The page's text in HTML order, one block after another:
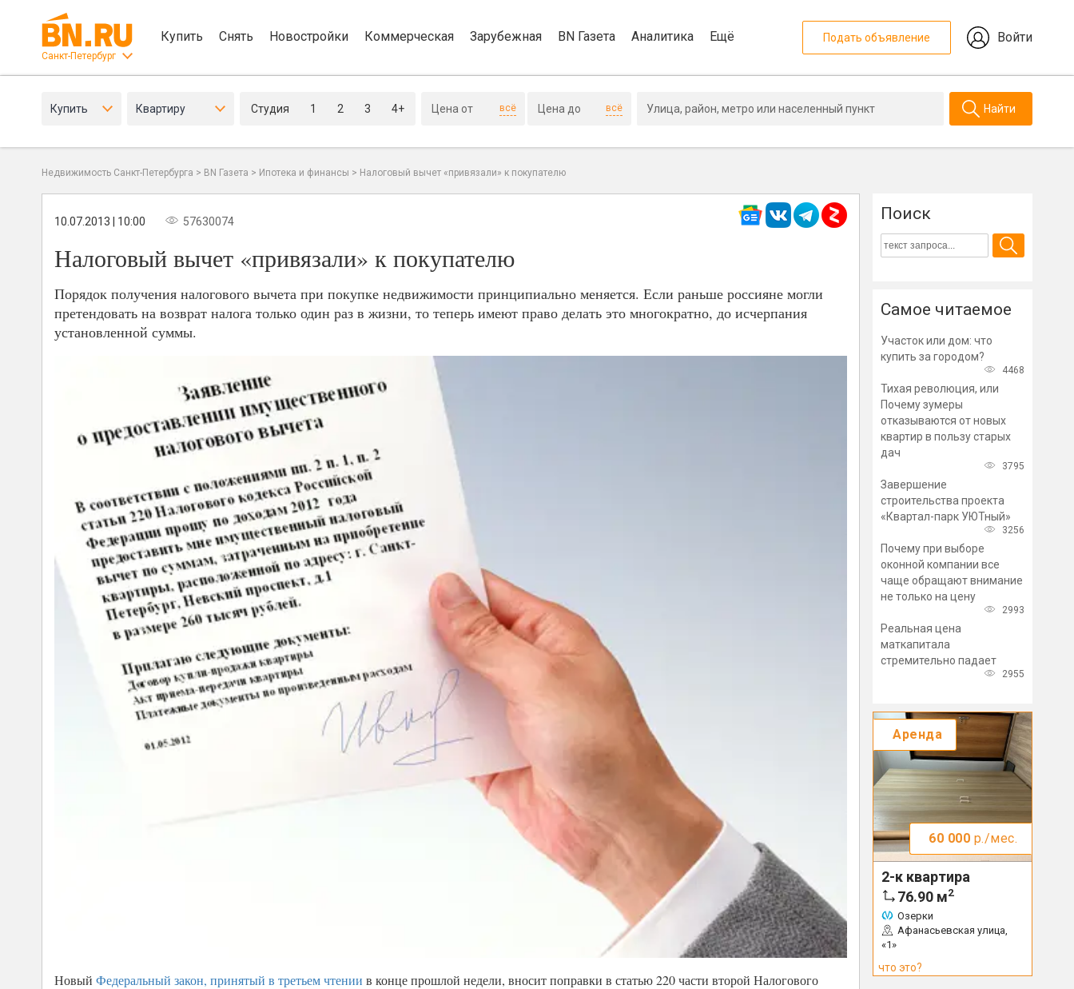
Санкт-Петербург
Купить Снять Новостройки Коммерческая Зарубежная BN Газета Аналитика Ещё Подать объявление Войти
Купить Квартиру Студия 1 2 3 4+ всё всё Найти
Недвижимость Санкт-Петербурга > BN Газета > Ипотека и финансы > Налоговый вычет «привязали» к покупателю
10.07.2013 | 10:00 57630074
Налоговый вычет «привязали» к покупателю
Порядок получения налогового вычета при покупке недвижимости принципиально меняется. Если раньше россияне могли
претендовать на возврат налога только один раз в жизни, то теперь имеют право делать это многократно, до исчерпания
установленной суммы.
Новый Федеральный закон, принятый в третьем чтении в конце прошлой недели, вносит поправки в статью 220 части второй Налогового
Поиск
Самое читаемое
Участок или дом: что
купить за городом?
4468
Тихая революция, или
Почему зумеры
отказываются от новых
квартир в пользу старых
дач
3795
Завершение
строительства проекта
«Квартал-парк УЮТный»
3256
Почему при выборе
оконной компании все
чаще обращают внимание
не только на цену
2993
Реальная цена
маткапитала
стремительно падает
2955
Аренда
60 000 р./мес.
2-к квартира
76.90 м2
Озерки
Афанасьевская улица,
«1»
что это?